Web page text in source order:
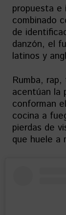
propuesta e
combinado
de
danzón, el
latinos y
Rumba,
acentúan la
conforman
cocina a
pierdas de
que huele a